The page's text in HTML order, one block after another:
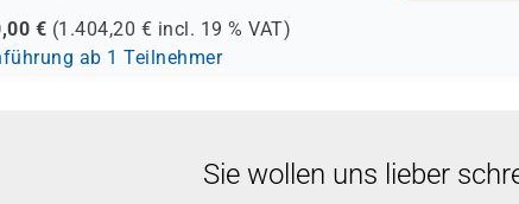
€ (1.404,20 € incl. 19 % VAT)
ab 1 Teilnehmer
Sie wollen uns lieber